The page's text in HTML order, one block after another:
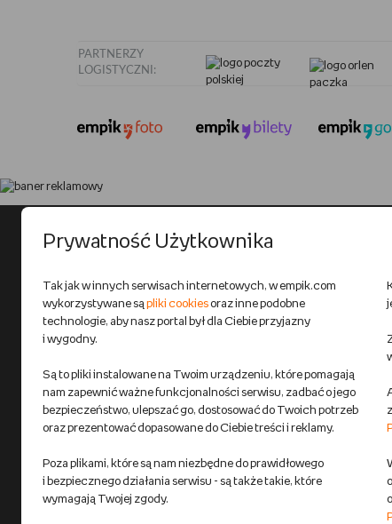
PARTNERZY
LOGISTYCZNI:
Prywatność Użytkownika
Tak jak w innych serwisach internetowych, w empik.com
wykorzystywane sąpliki cookiesoraz inne podobne
technologie, aby nasz portal był dla Ciebie przyjazny
i wygodny.
Są to pliki instalowane na Twoim urządzeniu, które pomagają
nam zapewnić ważne funkcjonalności serwisu, zadbać o jego
bezpieczeństwo, ulepszać go, dostosować do Twoich potrzeb
oraz prezentować dopasowane do Ciebie treści i reklamy.
Poza plikami, które są nam niezbędne do prawidłowego
i bezpiecznego działania serwisu - są także takie, które
wymagają Twojej zgody.